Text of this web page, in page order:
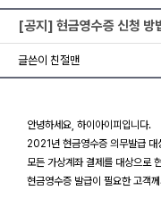
[공지] 현금영수증 신청 방
글쓴이 친절맨
안녕하세요, 하이아이피입니다.
2021년 현금영수증 의무발급 대
모든 가상계좌 결제를 대상으로
현금영수증 발급이 필요한 고객